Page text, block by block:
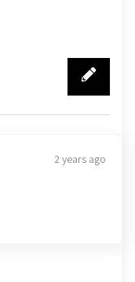
2 years ago